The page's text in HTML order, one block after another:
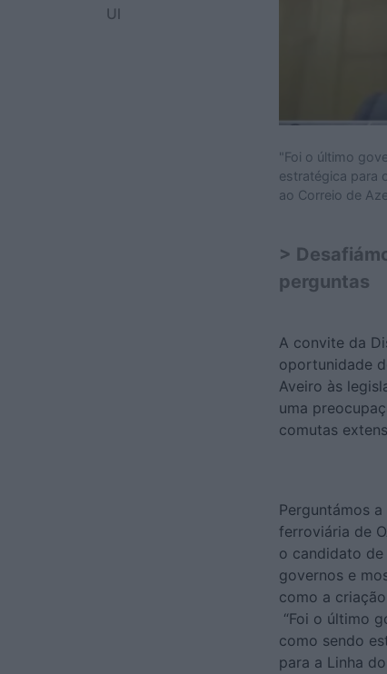
Ul
"Foi o último
estratégica para
ao Correio de
>
perguntas
A convite da
oportunidade
Aveiro às
uma
comutas
Perguntámos
ferroviária de
o candidato
governos e
como a
“Foi o último
como sendo
para a Linha